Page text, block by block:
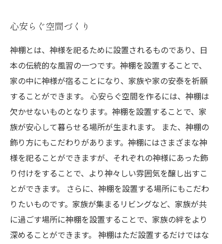
心安らぐ空間づくり
神棚とは、神様を祀るために設置されるものであり、日
本の伝統的な風習の一つです。神棚を設置することで、
家の中に神様が宿ることになり、家族や家の安泰を祈願
することができます。 心安らぐ空間を作るには、神棚は
欠かせないものとなります。神棚を設置することで、家
族が安心して暮らせる場所が生まれます。 また、神棚の
飾り方にもこだわりがあります。神棚にはさまざまな神
様を祀ることができますが、それぞれの神様にあった飾
り付けをすることで、より神々しい雰囲気を醸し出すこ
とができます。 さらに、神棚を設置する場所にもこだわ
りたいものです。家族が集まるリビングなど、家族が共
に過ごす場所に神棚を設置することで、家族の絆をより
深めることができます。 神棚はただ設置するだけではな